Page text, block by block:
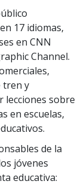
17 idiomas,
en CNN
Channel.
tren y
lecciones sobre
en escuelas,
de la
jóvenes
educativa: